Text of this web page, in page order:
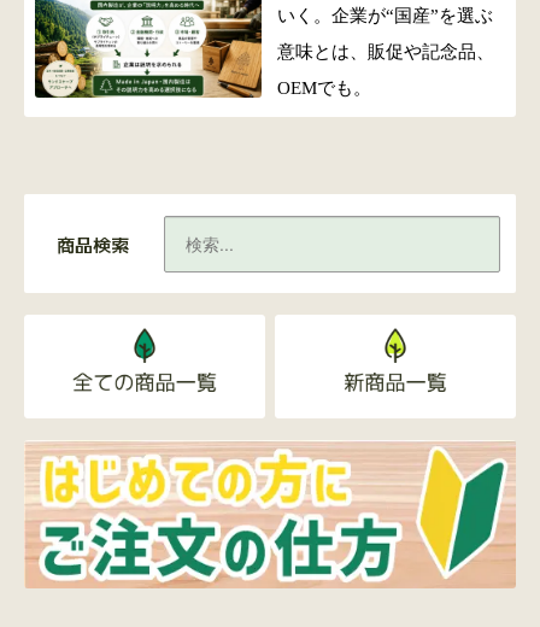
いく。企業が“国産”を選ぶ
意味とは、販促や記念品、
OEMでも。
商品検索